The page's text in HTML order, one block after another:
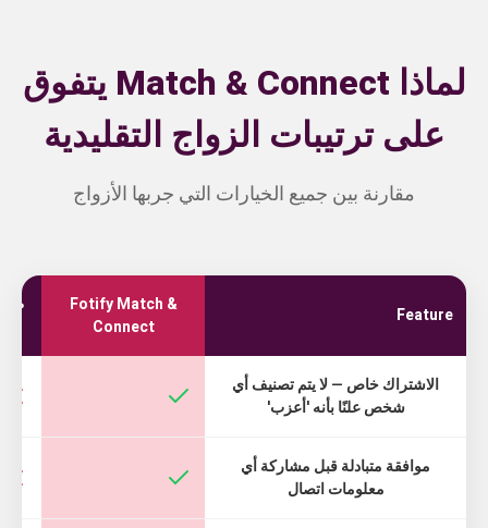
لماذا Match & Connect يتفوق
على ترتيبات الزواج التقليدية
مقارنة بين جميع الخيارات التي جربها الأزواج
Feature
Fotify Match &
Connect
الاشتراك خاص — لا يتم تصنيف أي
شخص علنًا بأنه 'أعزب'
موافقة متبادلة قبل مشاركة أي
معلومات اتصال